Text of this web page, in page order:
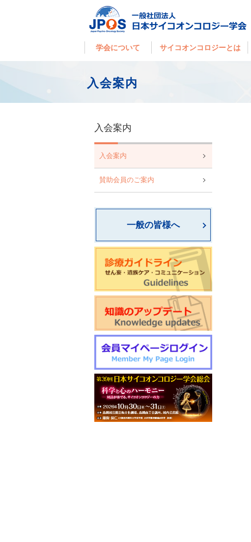
学会について サイコオンコロジーとは
入会案内
入会案内
入会案内
賛助会員のご案内
一般の皆様へ